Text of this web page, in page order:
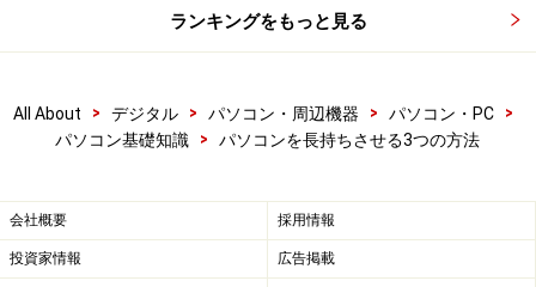
ランキングをもっと見る
All About > デジタル > パソコン・周辺機器 > パソコン・PC
>
パソコン基礎知識
> パソコンを長持ちさせる3つの方法
会社概要 採用情報
投資家情報 広告掲載